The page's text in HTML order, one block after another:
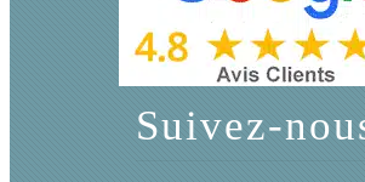
Suivez-